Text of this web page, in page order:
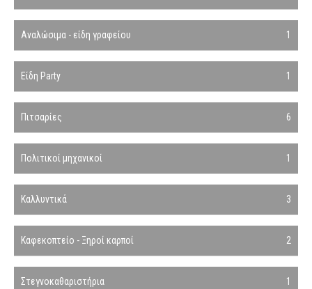
Αναλώσιμα - είδη γραφείου 1
Είδη Party 1
Πιτσαρίες 6
Πολιτικοί μηχανικοί 1
Καλλυντικά 3
Καφεκοπτείο - Ξηροί καρποί 2
Στεγνοκαθαριστήρια 1